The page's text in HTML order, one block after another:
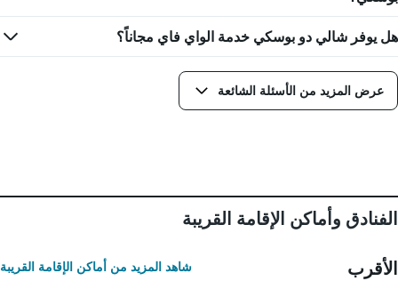
هل يوفر شالي دو بوسكي خدمة الواي فاي مجاناً؟
عرض المزيد من الأسئلة الشائعة
الفنادق وأماكن الإقامة القريبة
الأقرب شاهد المزيد من أماكن الإقامة القريبة